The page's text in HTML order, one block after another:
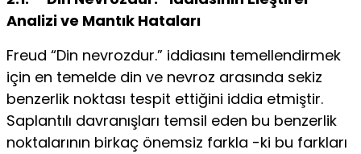
Analizi ve Mantık Hataları
Freud “Din nevrozdur.” iddiasını temellendirmek
için en te­melde din ve nevroz arasında sekiz
benzerlik noktası tespit ettiğini iddia etmiştir.
Saplantılı davranışları temsil eden bu benzerlik
noktalarının birkaç önemsiz farkla -ki bu farkları